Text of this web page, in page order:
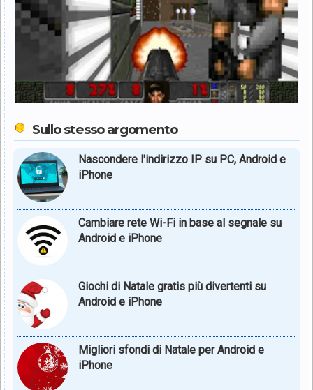
Sullo stesso argomento
Nascondere l'indirizzo IP su PC, Android e
iPhone
Cambiare rete Wi-Fi in base al segnale su
Android e iPhone
Giochi di Natale gratis più divertenti su
Android e iPhone
Migliori sfondi di Natale per Android e
iPhone